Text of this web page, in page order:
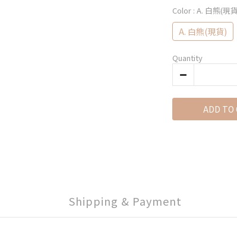
Color : A. 白熊(現
A. 白熊(現貨)
Quantity
ADD TO
Shipping & Payment